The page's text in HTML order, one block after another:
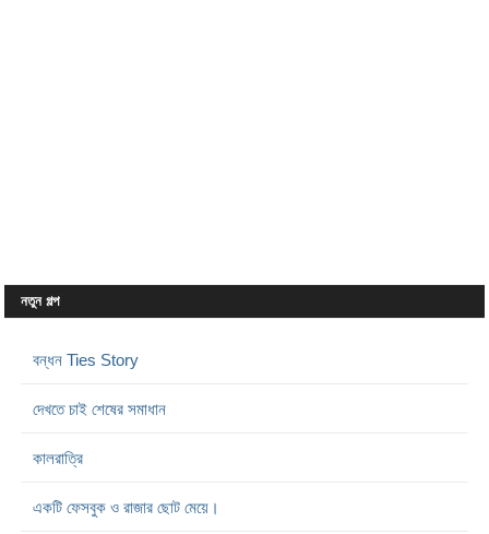
নতুন গল্প
বন্ধন Ties Story
দেখতে চাই শেষের সমাধান
কালরাত্রি
একটি ফেসবুক ও রাজার ছোট মেয়ে।